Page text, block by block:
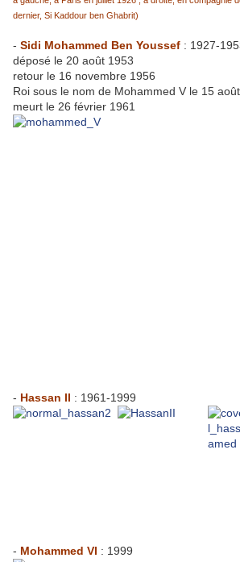
dernier, Si Kaddour ben Ghabrit)
- Sidi Mohammed Ben Youssef : 1927-
déposé le 20 août 1953
retour le 16 novembre 1956
Roi sous le nom de Mohammed V le 15
meurt le 26 février 1961
- Hassan II : 1961-1999
- Mohammed VI : 1999